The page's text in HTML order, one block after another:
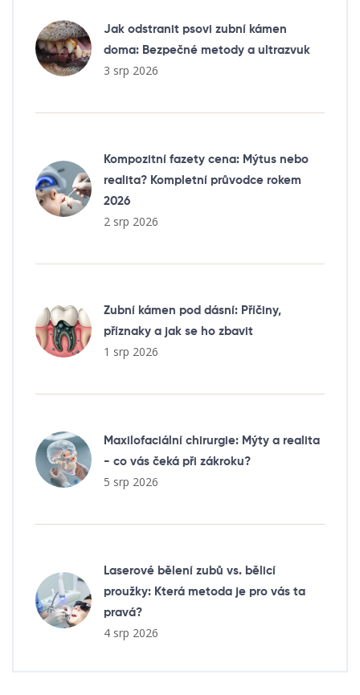
Jak odstranit psovi zubní kámen
doma: Bezpečné metody a ultrazvuk
3 srp 2026
Kompozitní fazety cena: Mýtus nebo
realita? Kompletní průvodce rokem
2026
2 srp 2026
Zubní kámen pod dásní: Příčiny,
příznaky a jak se ho zbavit
1 srp 2026
Maxilofaciální chirurgie: Mýty a realita
- co vás čeká při zákroku?
5 srp 2026
Laserové bělení zubů vs. bělicí
proužky: Která metoda je pro vás ta
pravá?
4 srp 2026